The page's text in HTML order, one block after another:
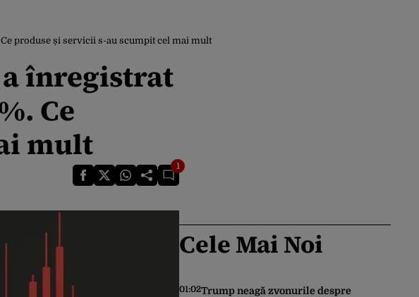
produse și servicii s-au scumpit cel mai mult
înregistrat
Ce
mult
1
Cele Mai Noi
01:02Trump neagă zvonurile despre